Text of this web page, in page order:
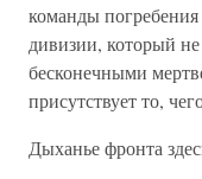
команды
дивизии, который
бесконечными
присутствует то,
Дыханье фронта